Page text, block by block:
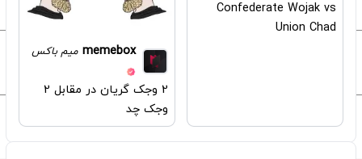
Confederate Wojak vs
Union Chad
memebox میم باکس
2 وجک گریان در مقابل 2
وجک چد